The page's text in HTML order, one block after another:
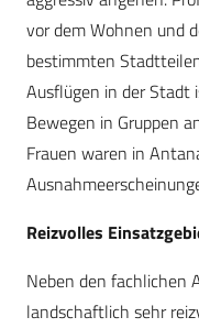
vor dem Wohnen und
bestimmten
Ausflügen in der Stadt
Bewegen in Gruppen
Frauen waren in
Reizvolles
Neben den fachlichen
landschaftlich sehr